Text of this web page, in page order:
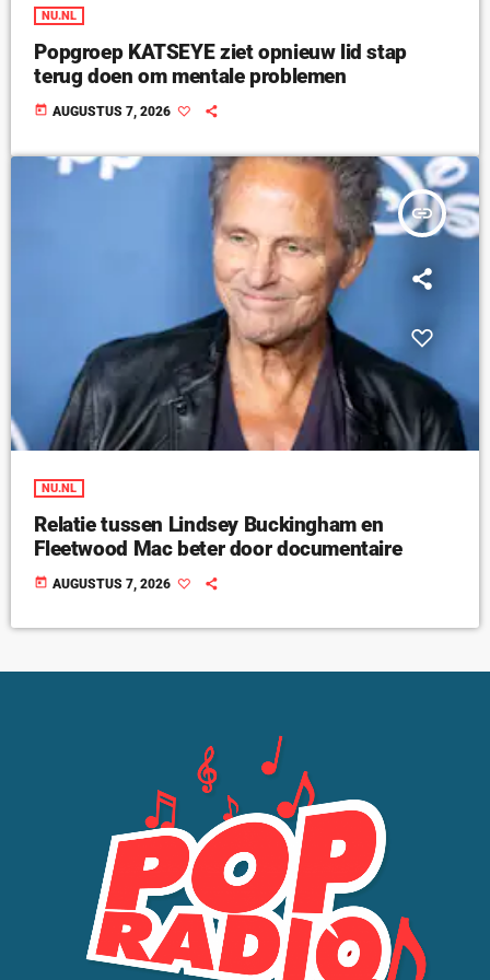
NU.NL
Popgroep KATSEYE ziet opnieuw lid stap
terug doen om mentale problemen
today AUGUSTUS 7, 2026
insert_link
NU.NL
Relatie tussen Lindsey Buckingham en
Fleetwood Mac beter door documentaire
today AUGUSTUS 7, 2026